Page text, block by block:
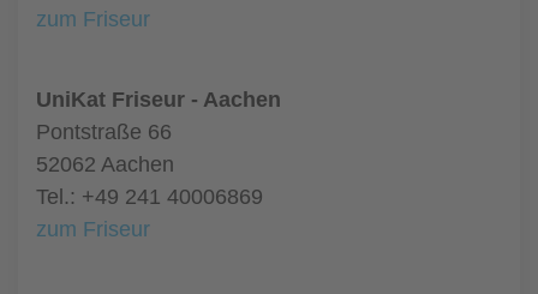
zum Friseur
UniKat Friseur - Aachen
Pontstraße 66
52062 Aachen
Tel.: +49 241 40006869
zum Friseur